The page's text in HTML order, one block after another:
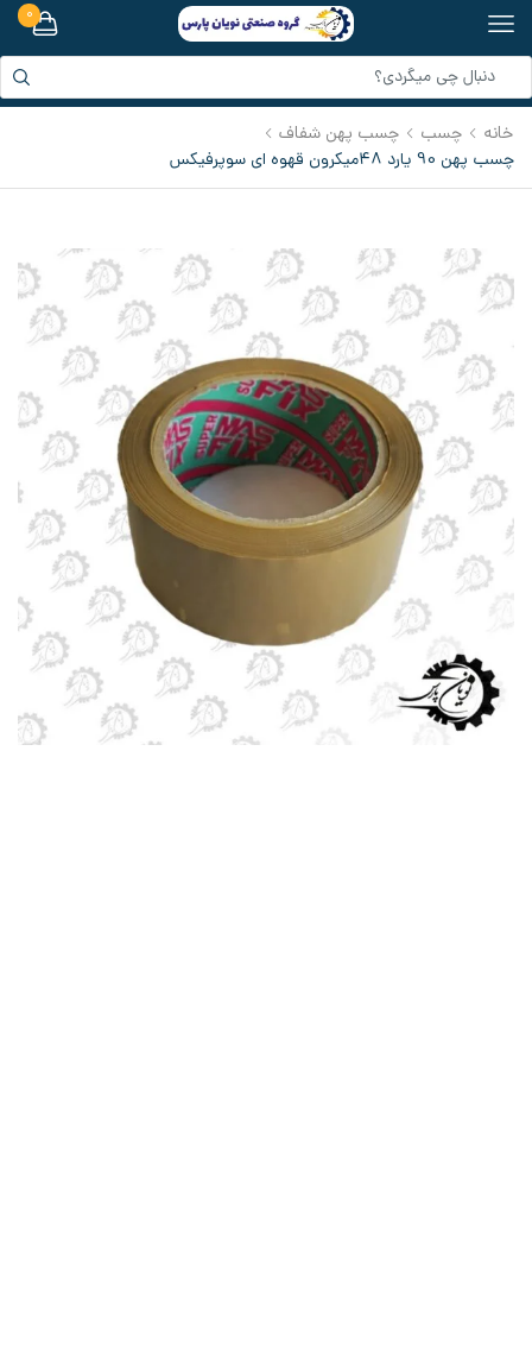
0
خانه چسب چسب پهن شفاف
چسب پهن 90 يارد 48میکرون قهوه ای سوپرفیکس